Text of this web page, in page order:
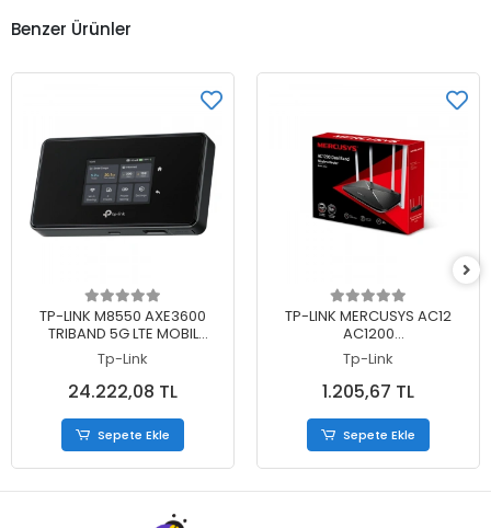
Benzer Ürünler
Sepete Ekle
TP-LINK M8550 AXE3600
TRIBAND 5G LTE MOBIL
KABLOSUZ ROUTER
Tp-Link
24.222,08 TL
Sepete Ekle
Sepete Ekle
TP-LINK MERCUSYS AC12
AC1200
867MBPS/5GHZ/300MBPS/
DUAL BAND KABLOSUZ
ROUTER
Tp-Link
1.205,67 TL
Sepete Ekle